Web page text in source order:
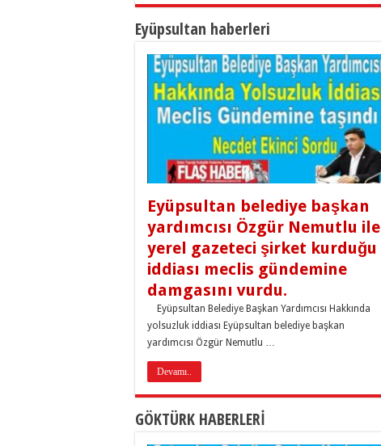
Eyüpsultan haberleri
Eyüpsultan belediye başkan
yardımcısı Özgür Nemutlu ile
yerel gazeteci şirket kurduğu
iddiası meclis gündemine
damgasını vurdu.
Eyüpsultan Belediye Başkan Yardımcısı Hakkında
yolsuzluk iddiası Eyüpsultan belediye başkan
yardımcısı Özgür Nemutlu …
Devamı..
GÖKTÜRK HABERLERİ